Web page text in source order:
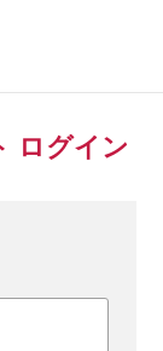
ログイン